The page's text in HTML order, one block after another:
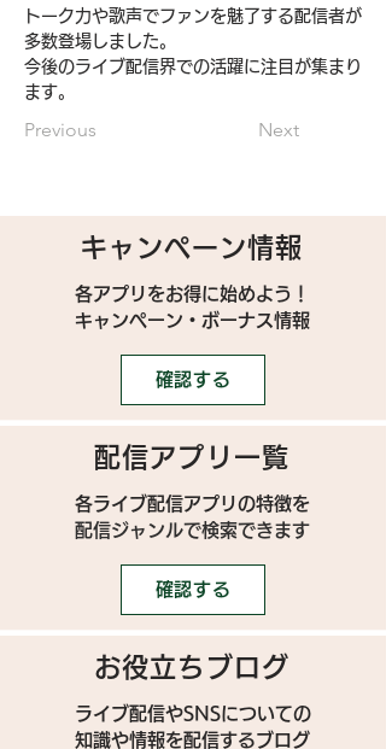
トーク力や歌声でファンを魅了する配信者が
多数登場しました。
今後のライブ配信界での活躍に注目が集まり
ます。
Previous Next
キャンペーン情報
各アプリをお得に始めよう！
キャンペーン・ボーナス情報
確認する
配信アプリ一覧
各ライブ配信アプリの特徴を
配信ジャンルで検索できます
確認する
お役立ちブログ
ライブ配信やSNSについての
​知識や情報を配信するブログ